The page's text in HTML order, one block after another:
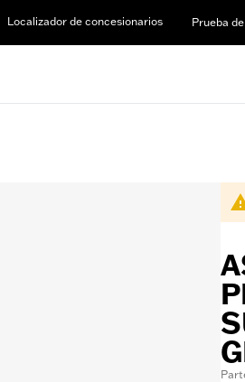
Localizador de concesionarios Prueba